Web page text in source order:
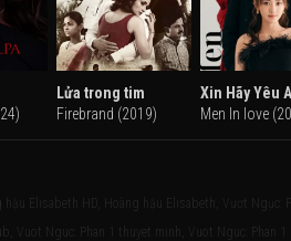
Lửa trong tim
Firebrand (2019)
Men In love
Elisabeth HD, Hoàng hậu Elisabeth, Vượt
Vuot Nguc: Phan 1 thuyet minh, Vuot Nguc: Phan 1